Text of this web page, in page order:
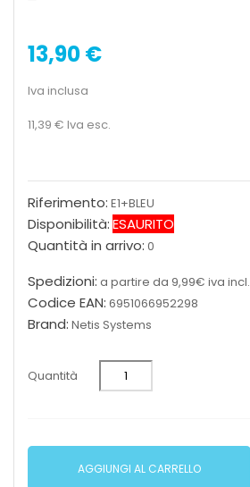
13,90 €
Iva inclusa
11,39 € Iva esc.
Riferimento: E1+BLEU
Disponibilità:ESAURITO
Quantità in arrivo: 0
Spedizioni: a partire da 9,99€ iva incl.
Codice EAN: 6951066952298
Brand: Netis Systems
Quantità
AGGIUNGI AL CARRELLO